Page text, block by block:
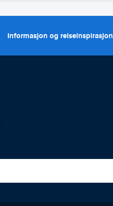
Informasjon og reiseinspirasjon